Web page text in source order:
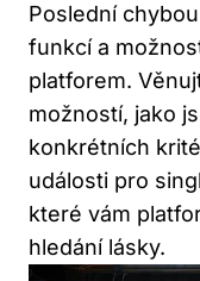
Poslední
funkcí a
platforem.
možností, jako
konkrétních
události pro
které vám
hledání lásky.